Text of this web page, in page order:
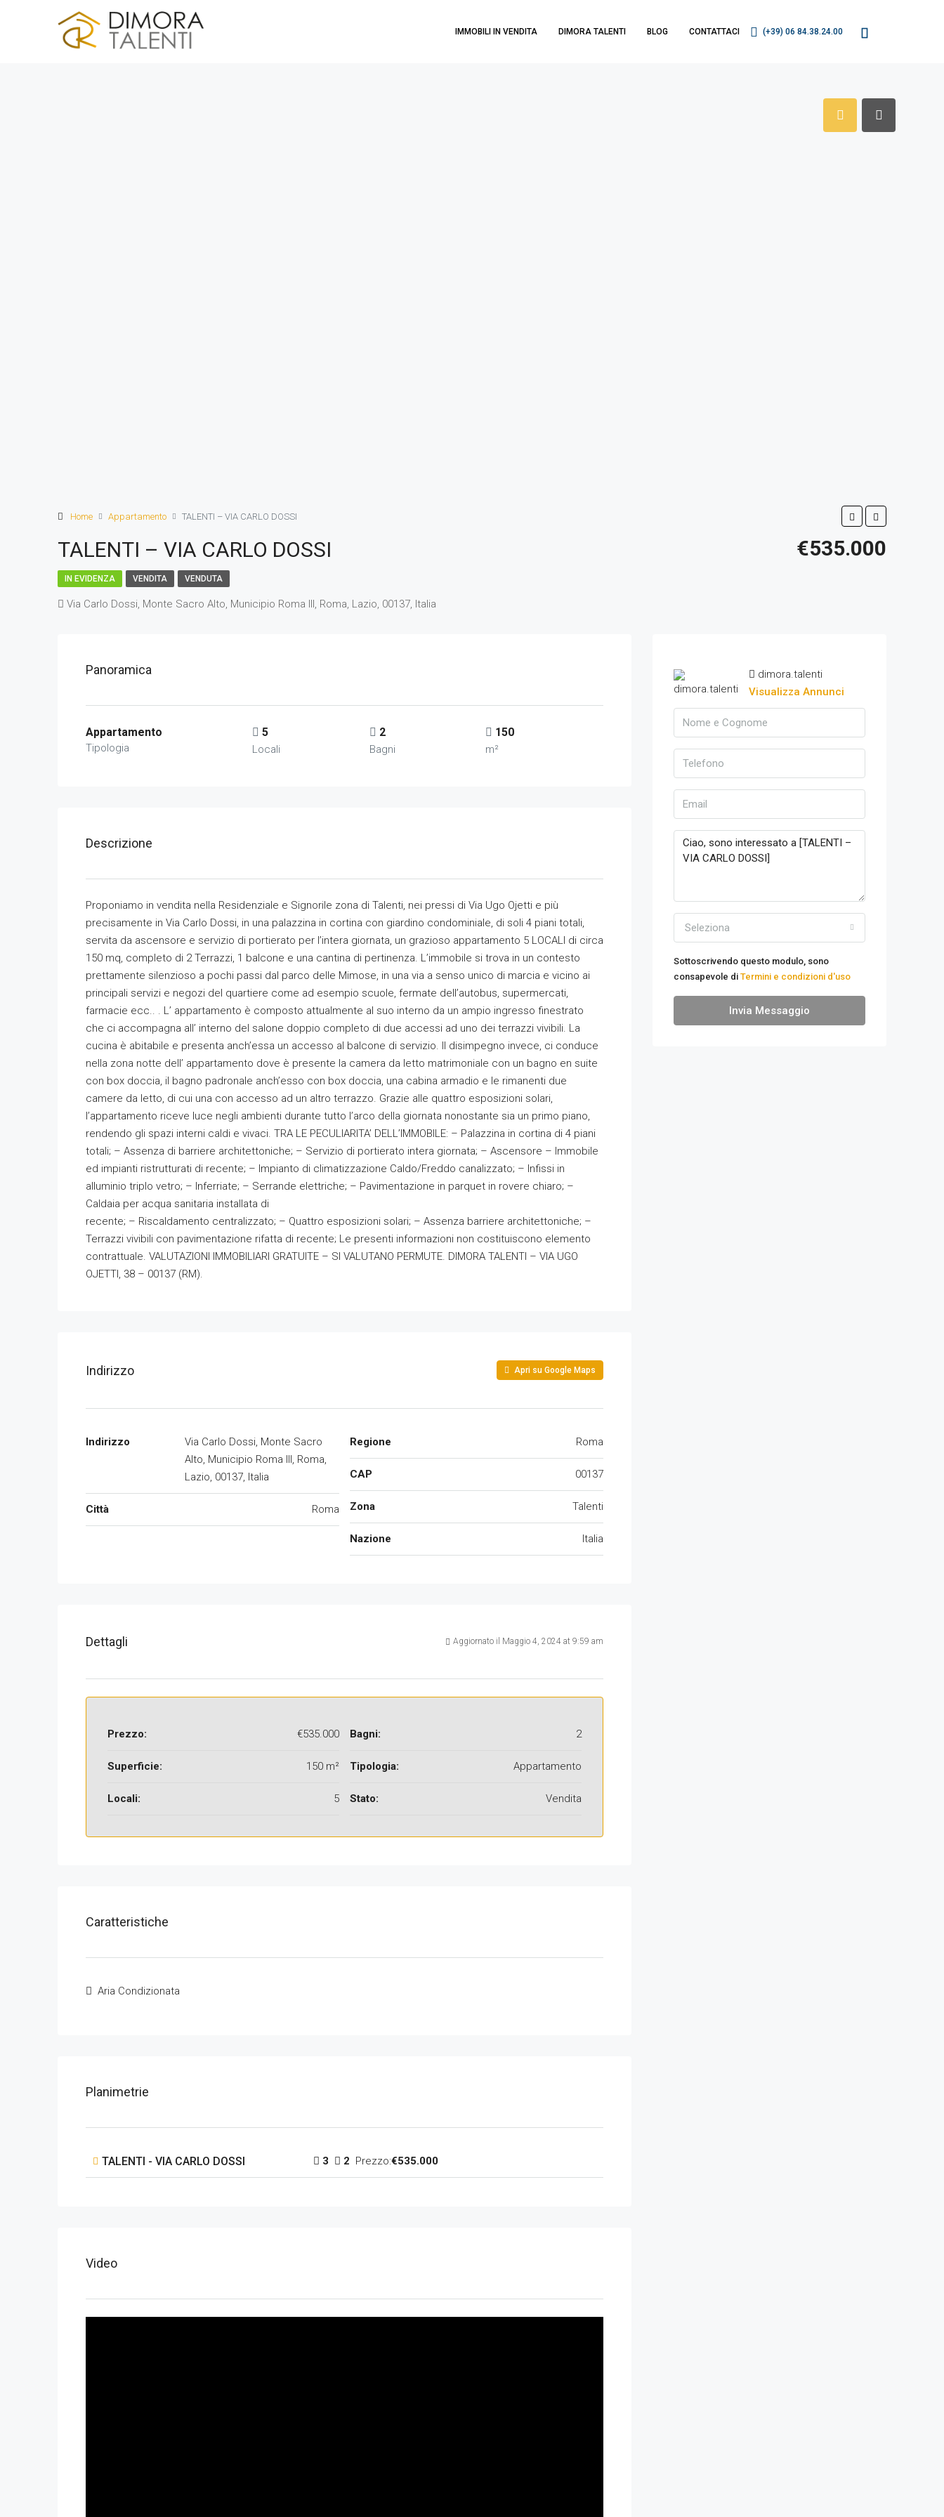
IMMOBILI IN VENDITA DIMORA TALENTI BLOG CONTATTACI (+39) 06 84.38.24.00
Home Appartamento TALENTI – VIA CARLO DOSSI
TALENTI – VIA CARLO DOSSI €535.000
IN EVIDENZA VENDITA VENDUTA
Via Carlo Dossi, Monte Sacro Alto, Municipio Roma III, Roma, Lazio, 00137, Italia
Panoramica
Appartamento
Tipologia
5
Locali
2
Bagni
150
m²
Descrizione
Proponiamo in vendita nella Residenziale e Signorile zona di Talenti, nei pressi di Via Ugo Ojetti e più
precisamente in Via Carlo Dossi, in una palazzina in cortina con giardino condominiale, di soli 4 piani totali,
servita da ascensore e servizio di portierato per l’intera giornata, un grazioso appartamento 5 LOCALI di circa
150 mq, completo di 2 Terrazzi, 1 balcone e una cantina di pertinenza. L’immobile si trova in un contesto
prettamente silenzioso a pochi passi dal parco delle Mimose, in una via a senso unico di marcia e vicino ai
principali servizi e negozi del quartiere come ad esempio scuole, fermate dell’autobus, supermercati,
farmacie ecc.. . L’ appartamento è composto attualmente al suo interno da un ampio ingresso finestrato
che ci accompagna all’ interno del salone doppio completo di due accessi ad uno dei terrazzi vivibili. La
cucina è abitabile e presenta anch’essa un accesso al balcone di servizio. Il disimpegno invece, ci conduce
nella zona notte dell’ appartamento dove è presente la camera da letto matrimoniale con un bagno en suite
con box doccia, il bagno padronale anch’esso con box doccia, una cabina armadio e le rimanenti due
camere da letto, di cui una con accesso ad un altro terrazzo. Grazie alle quattro esposizioni solari,
l’appartamento riceve luce negli ambienti durante tutto l’arco della giornata nonostante sia un primo piano,
rendendo gli spazi interni caldi e vivaci. TRA LE PECULIARITA’ DELL’IMMOBILE: – Palazzina in cortina di 4 piani
totali; – Assenza di barriere architettoniche; – Servizio di portierato intera giornata; – Ascensore – Immobile
ed impianti ristrutturati di recente; – Impianto di climatizzazione Caldo/Freddo canalizzato; – Infissi in
alluminio triplo vetro; – Inferriate; – Serrande elettriche; – Pavimentazione in parquet in rovere chiaro; –
Caldaia per acqua sanitaria installata di
recente; – Riscaldamento centralizzato; – Quattro esposizioni solari; – Assenza barriere architettoniche; –
Terrazzi vivibili con pavimentazione rifatta di recente; Le presenti informazioni non costituiscono elemento
contrattuale. VALUTAZIONI IMMOBILIARI GRATUITE – SI VALUTANO PERMUTE. DIMORA TALENTI – VIA UGO
OJETTI, 38 – 00137 (RM).
Indirizzo Apri su Google Maps
Indirizzo
Via Carlo Dossi, Monte Sacro
Alto, Municipio Roma III, Roma,
Lazio, 00137, Italia
Città Roma
Regione Roma
CAP 00137
Zona Talenti
Nazione Italia
Dettagli Aggiornato il Maggio 4, 2024 at 9:59 am
Prezzo: €535.000
Superficie: 150 m²
Locali: 5
Bagni: 2
Tipologia: Appartamento
Stato: Vendita
Caratteristiche
Aria Condizionata
Planimetrie
TALENTI - VIA CARLO DOSSI 3 2 Prezzo:€535.000
Video
dimora.talenti
Visualizza Annunci
Seleziona
Sottoscrivendo questo modulo, sono
consapevole di Termini e condizioni d'uso
Invia Messaggio